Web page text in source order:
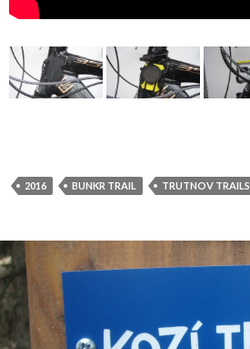
2016 BUNKR TRAIL TRUTNOV TRAILS